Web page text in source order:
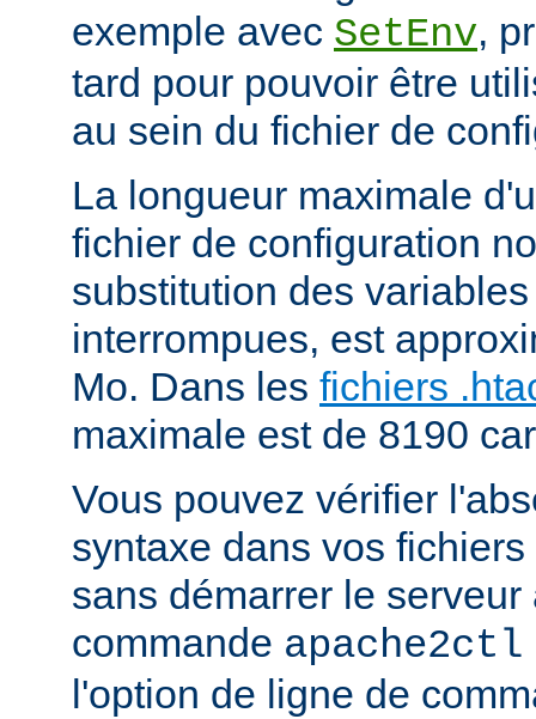
exemple avec SetEnv,
tard pour pouvoir être
au sein du fichier de
La longueur maximale
fichier de configuration
substitution des
interrompues, est
Mo. Dans les fichiers
maximale est de 8190
Vous pouvez vérifier
syntaxe dans vos
sans démarrer le
commande
l'option de ligne de